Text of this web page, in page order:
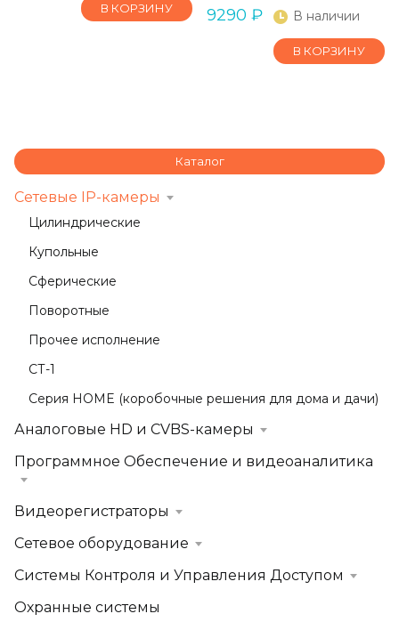
В КОРЗИНУ 9290 ₽ В наличии
В КОРЗИНУ
Каталог
Сетевые IP-камеры
Цилиндрические
Купольные
Сферические
Поворотные
Прочее исполнение
СТ-1
Серия HOME (коробочные решения для дома и дачи)
Аналоговые HD и CVBS-камеры
Программное Обеспечение и видеоаналитика
Видеорегистраторы
Сетевое оборудование
Системы Контроля и Управления Доступом
Охранные системы